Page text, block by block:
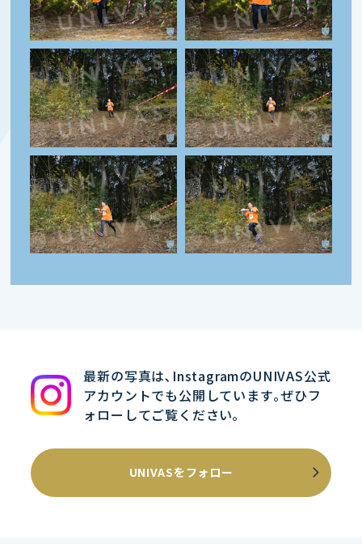
最新の写真は､InstagramのUNIVAS公式
アカウントでも公開しています｡ぜひフ
ォローしてご覧ください｡
UNIVASをフォロー